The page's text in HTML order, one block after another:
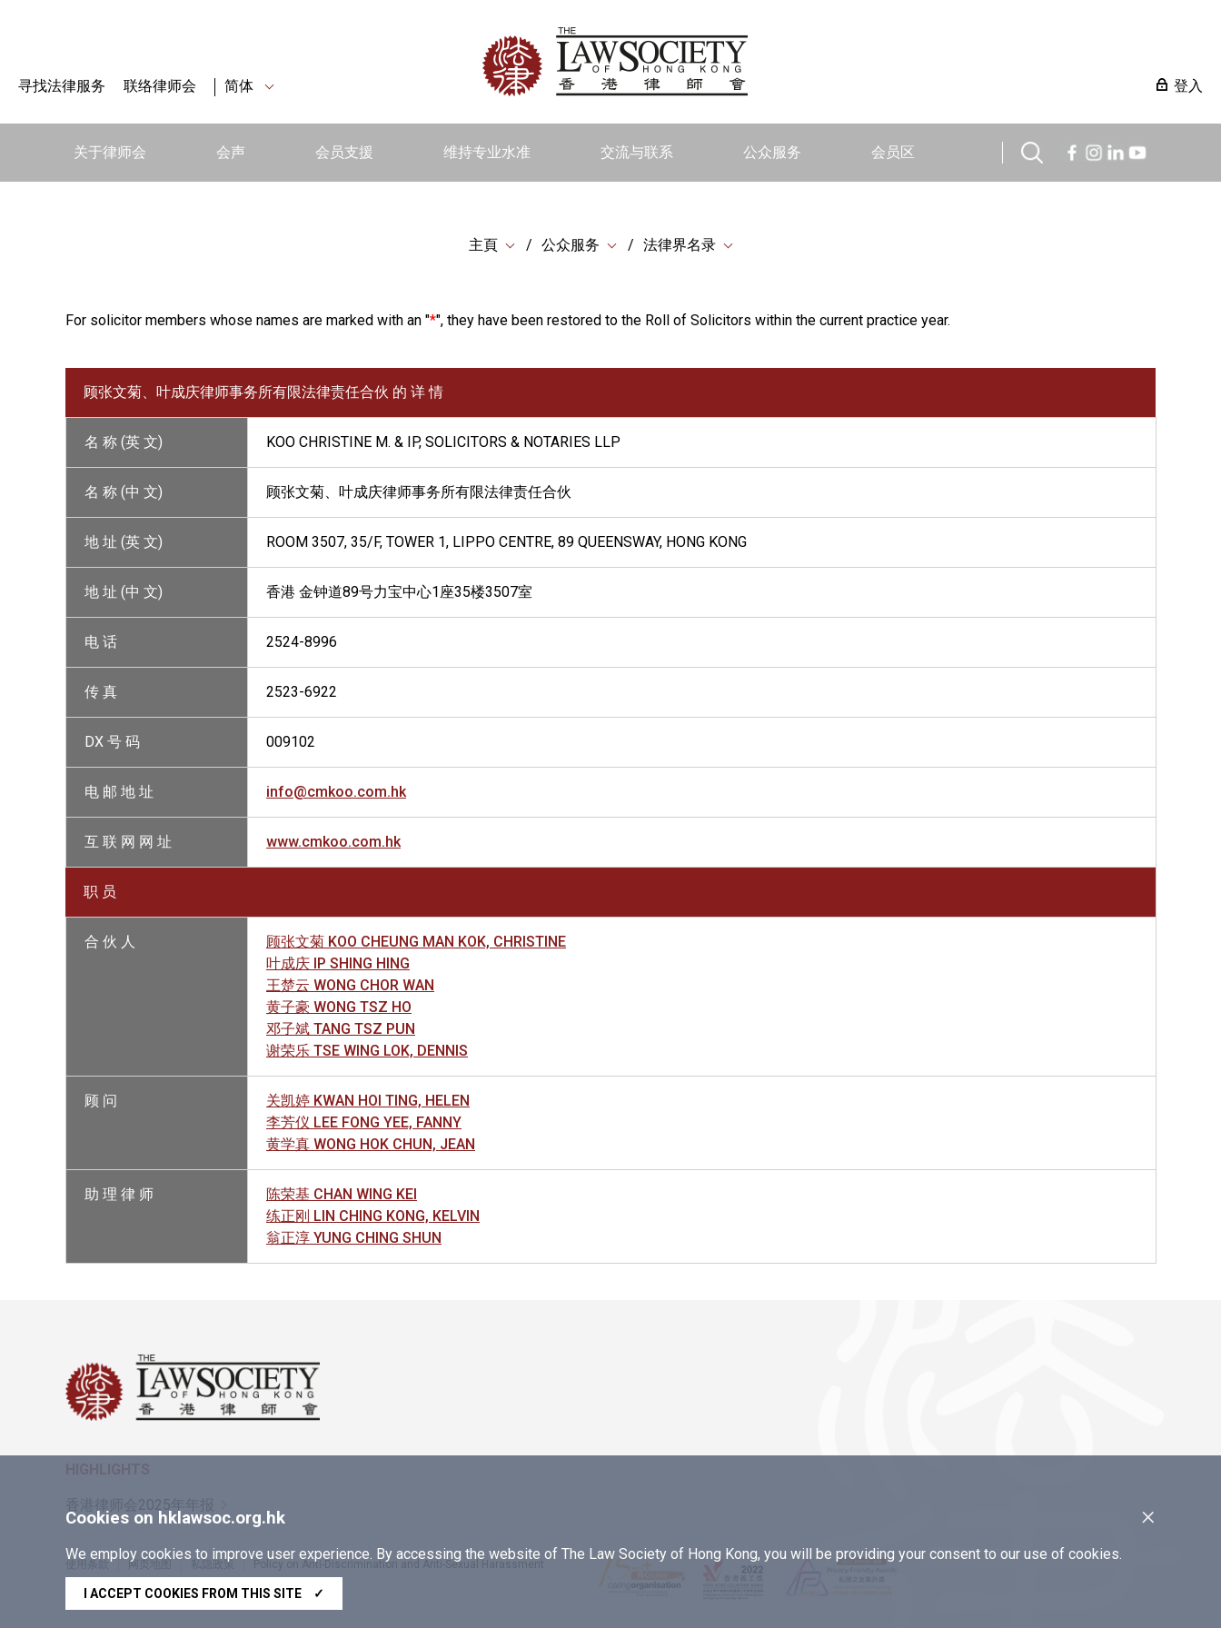
寻找法律服务 联络律师会 简体 登入
关于律师会 会声 会员支援 维持专业水准 交流与联系 公众服务 会员区
主頁 公众服务 法律界名录
For solicitor members whose names are marked with an "*", they have been restored to the Roll of Solicitors within the current practice year.
顾张文菊、叶成庆律师事务所有限法律责任合伙 的 详 情
名 称 (英 文) KOO CHRISTINE M. & IP, SOLICITORS & NOTARIES LLP
名 称 (中 文) 顾张文菊、叶成庆律师事务所有限法律责任合伙
地 址 (英 文) ROOM 3507, 35/F, TOWER 1, LIPPO CENTRE, 89 QUEENSWAY, HONG KONG
地 址 (中 文) 香港 金钟道89号力宝中心1座35楼3507室
电 话 2524-8996
传 真 2523-6922
DX 号 码 009102
电 邮 地 址 info@cmkoo.com.hk
互 联 网 网 址 www.cmkoo.com.hk
职 员
合 伙 人
顾张文菊 KOO CHEUNG MAN KOK, CHRISTINE
叶成庆 IP SHING HING
王楚云 WONG CHOR WAN
黄子豪 WONG TSZ HO
邓子斌 TANG TSZ PUN
谢荣乐 TSE WING LOK, DENNIS
顾 问
关凯婷 KWAN HOI TING, HELEN
李芳仪 LEE FONG YEE, FANNY
黄学真 WONG HOK CHUN, JEAN
助 理 律 师
陈荣基 CHAN WING KEI
练正刚 LIN CHING KONG, KELVIN
翁正淳 YUNG CHING SHUN
×
Cookies on hklawsoc.org.hk
We employ cookies to improve user experience. By accessing the website of The Law Society of Hong Kong, you will be providing your consent to our use of cookies.
I ACCEPT COOKIES FROM THIS SITE ✓
香港律师会2025年年报
网页地图 私隐政策
Policy on Anti-Discrimination and Anti-Sexual Harassment
Copyright © 2026 香港律师会版权所有，不得转载